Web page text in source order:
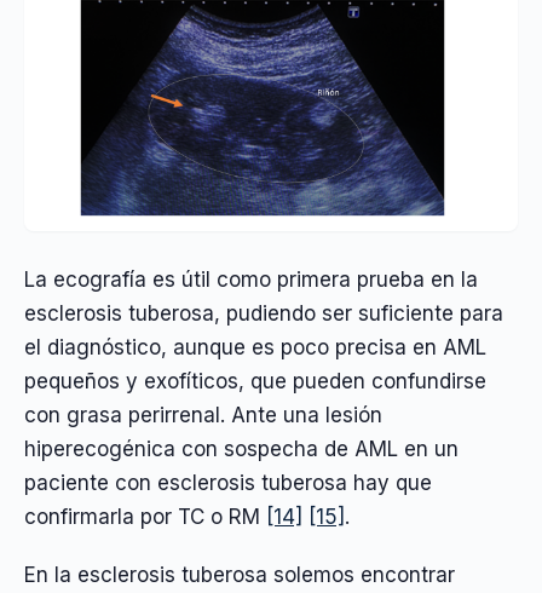
La ecografía es útil como primera prueba en la
esclerosis tuberosa, pudiendo ser suficiente para
el diagnóstico, aunque es poco precisa en AML
pequeños y exofíticos, que pueden confundirse
con grasa perirrenal. Ante una lesión
hiperecogénica con sospecha de AML en un
paciente con esclerosis tuberosa hay que
confirmarla por TC o RM [14] [15] .
En la esclerosis tuberosa solemos encontrar